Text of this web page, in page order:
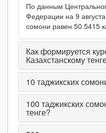
По данным
Федерации на 9
сомони равен 50.5415
Как формируется
Казахстанскому
10 таджикских
100 таджикских
тенге?